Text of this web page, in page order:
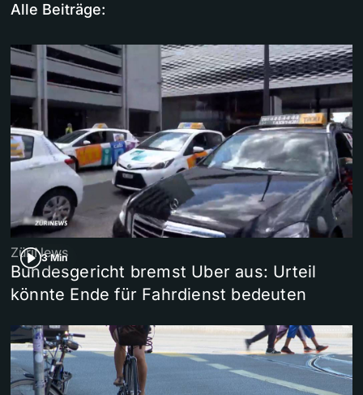
Alle Beiträge:
3 Min
ZüriNews
Bundesgericht bremst Uber aus: Urteil
könnte Ende für Fahrdienst bedeuten